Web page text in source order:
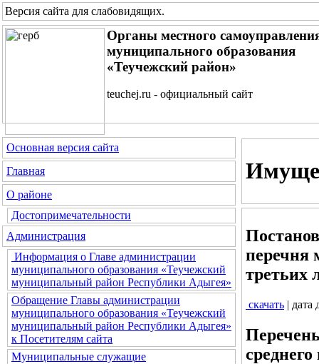
Версия сайта для слабовидящих.
Органы местного
муниципального образования
«Теучежский район»
teuchej.ru - официальный сайт
Основная версия сайта
Главная
О районе
Достопримечательности
Администрация
Информация о Главе администрации
муниципального образования «Теучежский
муниципальный район Республики Адыгея»
Обращение Главы администрации
муниципального образования «Теучежский
муниципальный район Республики Адыгея»
к Посетителям сайта
Муниципальные служащие
перечня
третьих
скачать | дата